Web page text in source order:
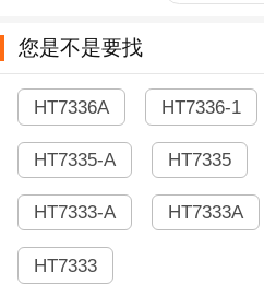
您是不是要找
HT7336A HT7336-1
HT7335-A HT7335
HT7333-A HT7333A
HT7333